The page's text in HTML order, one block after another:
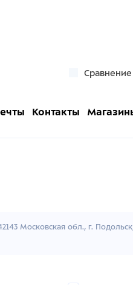
Сравнение
Контакты
Московская обл., г.